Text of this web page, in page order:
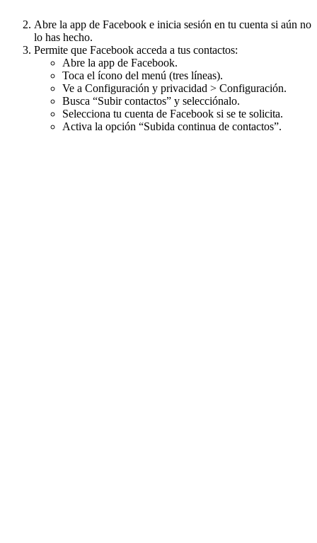
Abre la app de Facebook e inicia sesión en tu cuenta si aún no
lo has hecho.
Permite que Facebook acceda a tus contactos:
Abre la app de Facebook.
Toca el ícono del menú (tres líneas).
Ve a Configuración y privacidad > Configuración.
Busca “Subir contactos” y selecciónalo.
Selecciona tu cuenta de Facebook si se te solicita.
Activa la opción “Subida continua de contactos”.